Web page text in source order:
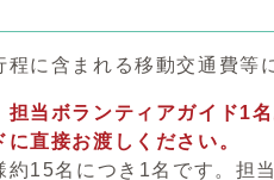
に含まれる移動交通費等
担当ボランティアガイド1
直接お渡しください。
約15名につき1名です。担